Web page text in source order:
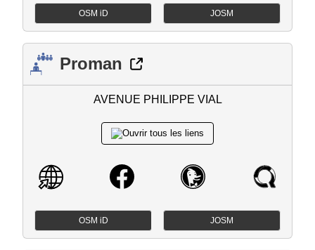
OSM iD JOSM
Proman
AVENUE PHILIPPE VIAL
OSM iD JOSM